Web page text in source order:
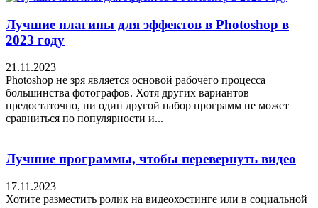
Лучшие плагины для эффектов в Photoshop в
2023 году
21.11.2023
Photoshop не зря является основой рабочего процесса
большинства фотографов. Хотя других вариантов
предостаточно, ни один другой набор программ не может
сравниться по популярности и...
Лучшие программы, чтобы перевернуть видео
17.11.2023
Хотите разместить ролик на видеохостинге или в социальной